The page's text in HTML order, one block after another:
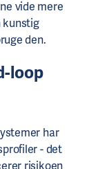
vide mere
kunstig
den.
loop
har
- det
risikoen